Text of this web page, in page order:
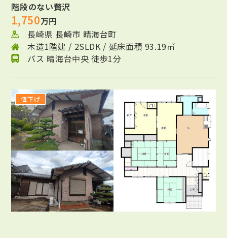
階段のない贅沢
1,750万円
長崎県 長崎市 晴海台町
木造1階建 / 2SLDK / 延床面積 93.19㎡
バス 晴海台中央 徒歩1分
値下げ